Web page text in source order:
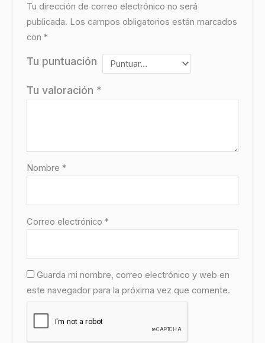
Tu dirección de correo electrónico no será
publicada. Los campos obligatorios están marcados
con*
Tu puntuación
Tu valoración *
Nombre*
Correo electrónico*
Guarda mi nombre, correo electrónico y web en
este navegador para la próxima vez que comente.